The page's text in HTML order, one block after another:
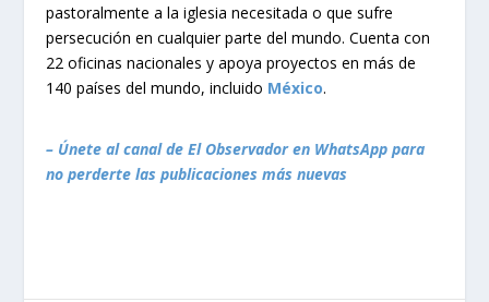
pastoralmente a la iglesia necesitada o que sufre
persecución en cualquier parte del mundo. Cuenta con
22 oficinas nacionales y apoya proyectos en más de
140 países del mundo, incluido México.
– Únete al canal de El Observador en WhatsApp para
no perderte las publicaciones más nuevas